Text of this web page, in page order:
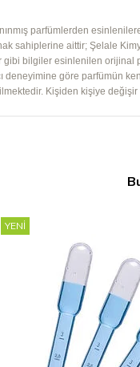
parfümlerden
sahiplerine aittir; Şelale
gibi bilgiler esinlenilen orijinal
deneyimine göre parfümün
Kişiden kişiye değişir
YENI